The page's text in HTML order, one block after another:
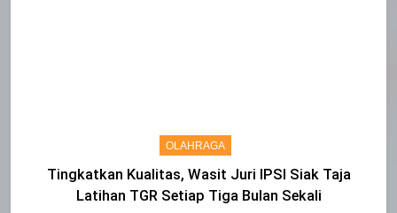
OLAHRAGA
Tingkatkan Kualitas, Wasit Juri IPSI Siak Taja
Latihan TGR Setiap Tiga Bulan Sekali